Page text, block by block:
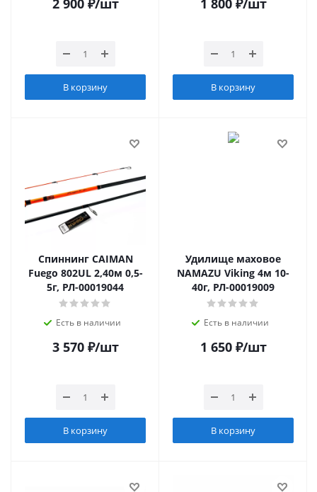
2 900₽/шт
В корзину
1 800₽/шт
В корзину
Спиннинг CAIMAN
Fuego 802UL 2,40м 0,5-
5г, РЛ-00019044
Есть в наличии
3 570₽/шт
В корзину
Удилище маховое
NAMAZU Viking 4м 10-
40г, РЛ-00019009
Есть в наличии
1 650₽/шт
В корзину